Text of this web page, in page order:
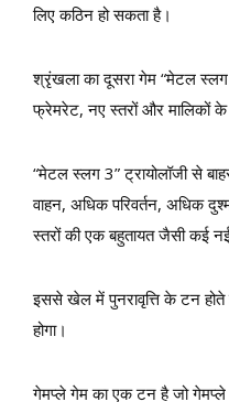
लिए कठिन हो सकता है।
श्रृंखला का दूसरा गेम “मेटल स्लग
फ्रेमरेट, नए स्तरों और मालिकों के
“मेटल स्लग 3” ट्रायोलॉजी से
वाहन, अधिक परिवर्तन, अधिक
स्तरों की एक बहुतायत जैसी कई
इससे खेल में पुनरावृत्ति के टन
होगा।
गेमप्ले गेम का एक टन है जो